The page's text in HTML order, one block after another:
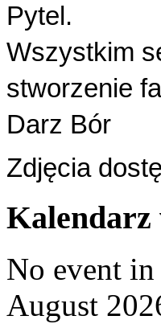
Pytel.
Wszystkim
stworzenie
Darz Bór
Zdjęcia
Kalendarz
No event in
August